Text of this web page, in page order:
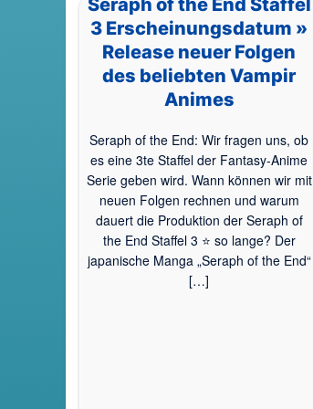
Seraph of the End Staffel
3 Erscheinungsdatum »
Release neuer Folgen
des beliebten Vampir
Animes
Seraph of the End: Wir fragen uns, ob
es eine 3te Staffel der Fantasy-Anime
Serie geben wird. Wann können wir mit
neuen Folgen rechnen und warum
dauert die Produktion der Seraph of
the End Staffel 3 ⭐ so lange? Der
japanische Manga „Seraph of the End“
[…]